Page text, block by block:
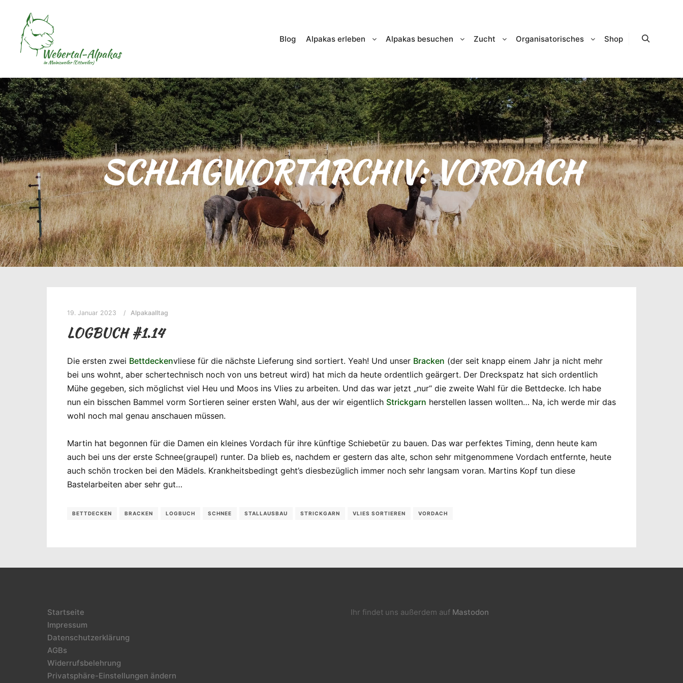
Blog Alpakas erleben Alpakas besuchen Zucht Organisatorisches Shop
SCHLAGWORTARCHIV:VORDACH
19. Januar 2023 Alpakaalltag
LOGBUCH #1.14
Die ersten zwei Bettdeckenvliese für die nächste Lieferung sind sortiert. Yeah! Und unser Bracken (der seit knapp einem Jahr ja nicht mehr
bei uns wohnt, aber schertechnisch noch von uns betreut wird) hat mich da heute ordentlich geärgert. Der Dreckspatz hat sich ordentlich
Mühe gegeben, sich möglichst viel Heu und Moos ins Vlies zu arbeiten. Und das war jetzt „nur“ die zweite Wahl für die Bettdecke. Ich habe
nun ein bisschen Bammel vorm Sortieren seiner ersten Wahl, aus der wir eigentlich Strickgarn herstellen lassen wollten… Na, ich werde mir das
wohl noch mal genau anschauen müssen.
Martin hat begonnen für die Damen ein kleines Vordach für ihre künftige Schiebetür zu bauen. Das war perfektes Timing, denn heute kam
auch bei uns der erste Schnee(graupel) runter. Da blieb es, nachdem er gestern das alte, schon sehr mitgenommene Vordach entfernte, heute
auch schön trocken bei den Mädels. Krankheitsbedingt geht’s diesbezüglich immer noch sehr langsam voran. Martins Kopf tun diese
Bastelarbeiten aber sehr gut…
BETTDECKEN BRACKEN LOGBUCH SCHNEE STALLAUSBAU STRICKGARN VLIES SORTIEREN VORDACH
Startseite
Impressum
Datenschutzerklärung
AGBs
Widerrufsbelehrung
Privatsphäre-Einstellungen ändern
Ihr findet uns außerdem auf Mastodon